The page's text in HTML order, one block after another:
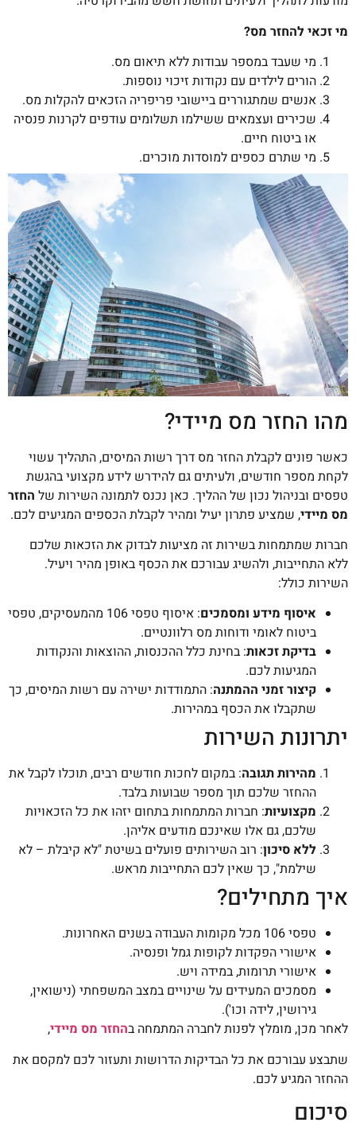
מי זכאי להחזר מס?
מי שעבד במספר עבודות ללא תיאום מס.
הורים לילדים עם נקודות זיכוי נוספות.
אנשים שמתגוררים ביישובי פריפריה הזכאים להקלות מס.
שכירים ועצמאים ששילמו תשלומים עודפים לקרנות פנסיה
או ביטוח חיים.
מי שתרם כספים למוסדות מוכרים.
מהו החזר מס מיידי?
כאשר פונים לקבלת החזר מס דרך רשות המיסים, התהליך עשוי
לקחת מספר חודשים, ולעיתים גם להידרש לידע מקצועי בהגשת
טפסים ובניהול נכון של ההליך. כאן נכנס לתמונה השירות של החזר
מס מיידי, שמציע פתרון יעיל ומהיר לקבלת הכספים המגיעים לכם.
חברות שמתמחות בשירות זה מציעות לבדוק את הזכאות שלכם
ללא התחייבות, ולהשיג עבורכם את הכסף באופן מהיר ויעיל.
השירות כולל:
איסוף מידע ומסמכים
: איסוף טפסי 106 מהמעסיקים, טפסי
ביטוח לאומי ודוחות מס רלוונטיים.
בדיקת זכאות: בחינת כלל ההכנסות, ההוצאות והנקודות
המגיעות לכם.
קיצור זמני ההמתנה: התמודדות ישירה עם רשות המיסים, כך
שתקבלו את הכסף במהירות.
יתרונות השירות
מהירות תגובה: במקום לחכות חודשים רבים, תוכלו לקבל את
ההחזר שלכם תוך מספר שבועות בלבד.
מקצועיות: חברות המתמחות בתחום יזהו את כל הזכאויות
שלכם, גם אלו שאינכם מודעים אליהן.
ללא סיכון: רוב השירותים פועלים בשיטת "לא קיבלת – לא
שילמת", כך שאין לכם התחייבות מראש.
איך מתחילים?
טפסי 106 מכל מקומות העבודה בשנים האחרונות.
אישורי הפקדות לקופות גמל ופנסיה.
אישורי תרומות, במידה ויש.
מסמכים המעידים על שינויים במצב המשפחתי (נישואין,
גירושין, לידה וכו').
לאחר מכן, מומלץ לפנות לחברה המתמחה בהחזר מס מיידי,
שתבצע עבורכם את כל הבדיקות הדרושות ותעזור לכם למקסם את
ההחזר המגיע לכם.
סיכום